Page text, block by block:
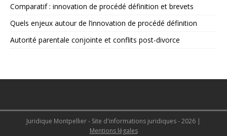
Comparatif : innovation de procédé définition et brevets
Quels enjeux autour de l’innovation de procédé définition
Autorité parentale conjointe et conflits post-divorce
Juridique Montpellier - Site d'informations juridiques - 2026 |
Mentions légales